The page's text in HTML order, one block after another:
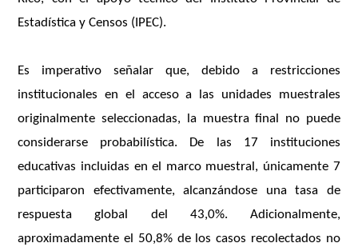
Estadística y Censos (IPEC).
Es imperativo señalar que, debido a restricciones
institucionales en el acceso a las unidades muestrales
originalmente seleccionadas, la muestra final no puede
considerarse probabilística. De las 17 instituciones
educativas incluidas en el marco muestral, únicamente 7
participaron efectivamente, alcanzándose una tasa de
respuesta global del 43,0%. Adicionalmente,
aproximadamente el 50,8% de los casos recolectados no